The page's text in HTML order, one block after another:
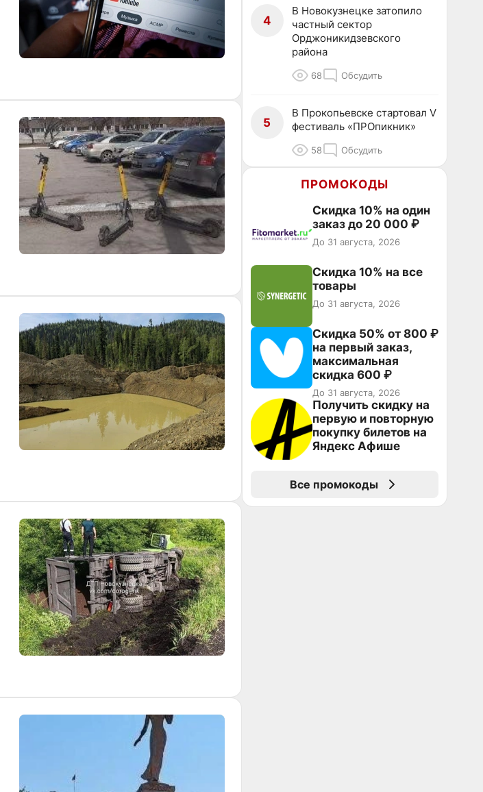
4
В Новокузнецке затопило
частный сектор
Орджоникидзевского
района
68 Обсудить
5
В Прокопьевске стартовал V
фестиваль «ПРОпикник»
58 Обсудить
ПРОМОКОДЫ
Скидка 10% на один
заказ до 20 000 ₽
До 31 августа, 2026
Скидка 10% на все
товары
До 31 августа, 2026
Скидка 50% от 800 ₽
на первый заказ,
максимальная
скидка 600 ₽
До 31 августа, 2026
Получить скидку на
первую и повторную
покупку билетов на
Яндекс Афише
Все промокоды